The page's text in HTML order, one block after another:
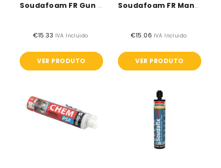
Soudafoam FR Gun - Soudal
Preço
€15.33 IVA Incluido
VER PRODUTO
Soudafoam FR Manual - Soudal
Preço
€15.06 IVA Incluido
VER PRODUTO
CHEM
PSF
Soudafix
P
300
-
SF
-